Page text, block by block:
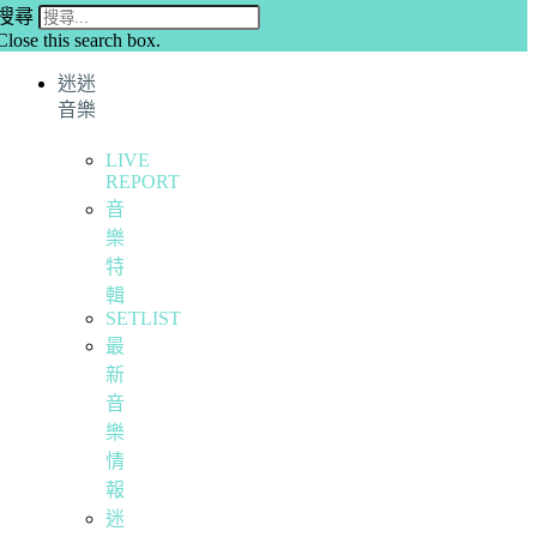
尋
this search box.
迷迷
音樂
LIVE
REPORT
音
樂
特
輯
SETLIST
最
新
音
樂
情
報
迷